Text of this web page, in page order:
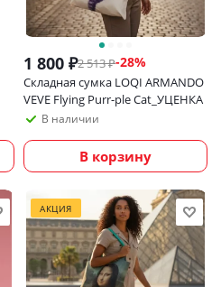
1 800 ₽2 513₽-28%
Складная сумка LOQI ARMANDO
VEVE Flying Purr-ple Cat_УЦЕНКА
В наличии
В корзину
АКЦИЯ